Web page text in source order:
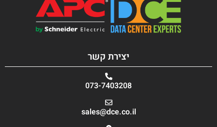
יצירת קשר
073-7403208
sales@dce.co.il